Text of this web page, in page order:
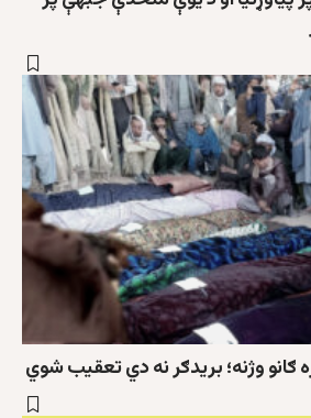
ګانو وژنه؛ بریدګر نه دي تعقیب شوي